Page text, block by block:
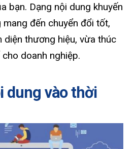
bạn. Dạng nội dung khuyến
đến chuyển đổi tốt,
diện thương hiệu, vừa thúc
doanh nghiệp.
dung vào thời